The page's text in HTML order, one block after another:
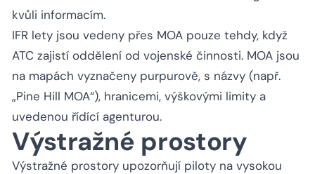
kvůli informacím.
IFR lety jsou vedeny přes MOA pouze tehdy, když
ATC zajistí oddělení od vojenské činnosti. MOA jsou
na mapách vyznačeny purpurově, s názvy (např.
„Pine Hill MOA“), hranicemi, výškovými limity a
uvedenou řídící agenturou.
Výstražné prostory
Výstražné prostory upozorňují piloty na vysokou